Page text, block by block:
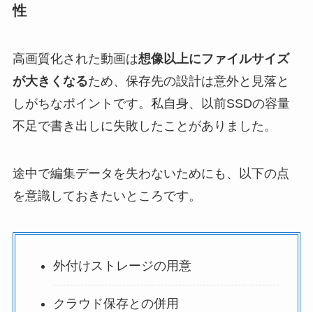
性
高画質化された動画は想像以上にファイルサイズ
が大きくなるため、保存先の設計は意外と見落と
しがちなポイントです。私自身、以前SSDの容量
不足で書き出しに失敗したことがありました。
途中で編集データを失わないためにも、以下の点
を意識しておきたいところです。
外付けストレージの用意
クラウド保存との併用